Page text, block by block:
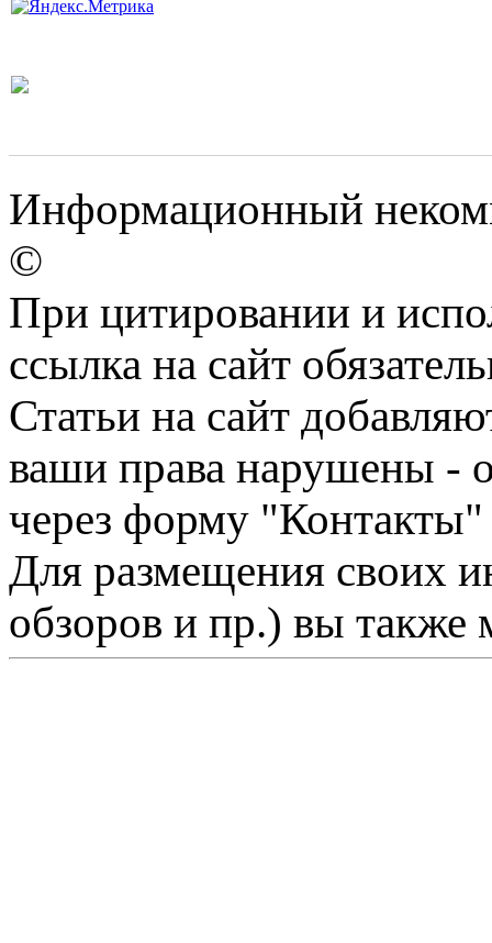
Информационный
©
При цитировании и
ссылка на сайт
Статьи на сайт
ваши права нарушены -
через форму "Контакты"
Для размещения своих
обзоров и пр.) вы также